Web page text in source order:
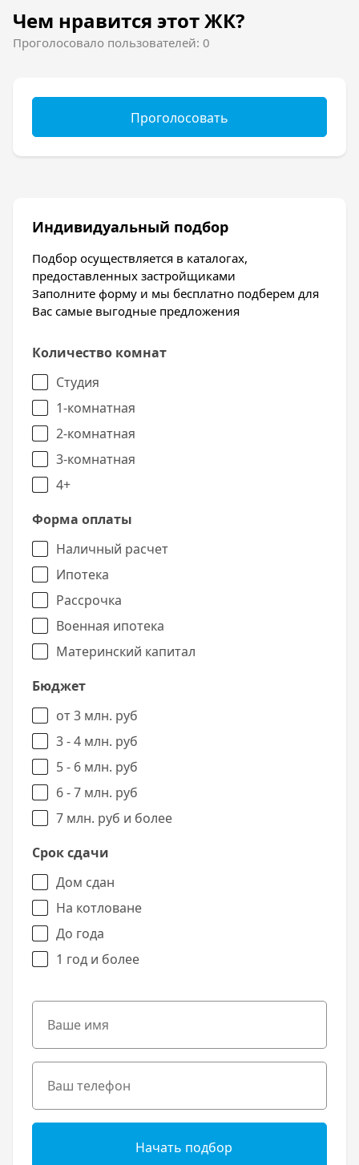
Чем нравится этот ЖК?
Проголосовало пользователей: 0
Проголосовать
Индивидуальный подбор
Подбор осуществляется в каталогах,
предоставленных застройщиками
Заполните форму и мы бесплатно подберем для
Вас самые выгодные предложения
Количество комнат
Студия
1-комнатная
2-комнатная
3-комнатная
4+
Форма оплаты
Наличный расчет
Ипотека
Рассрочка
Военная ипотека
Материнский капитал
Бюджет
от 3 млн. руб
3 - 4 млн. руб
5 - 6 млн. руб
6 - 7 млн. руб
7 млн. руб и более
Срок сдачи
Дом сдан
На котловане
До года
1 год и более
Начать подбор